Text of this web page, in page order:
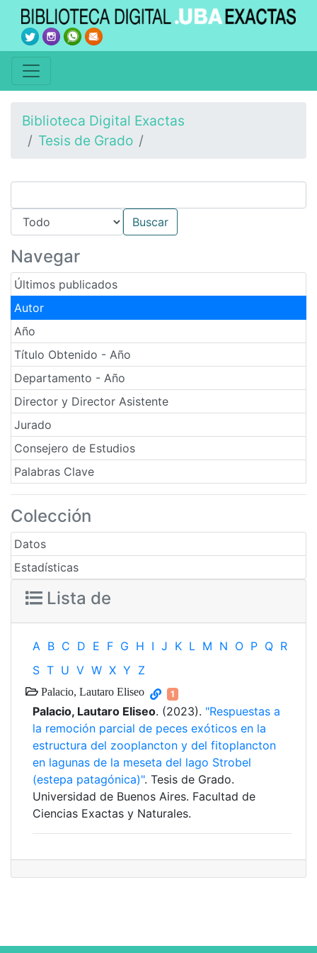
Biblioteca Digital Exactas
Tesis de Grado
Navegar
Últimos publicados
Autor
Año
Título Obtenido - Año
Departamento - Año
Director y Director Asistente
Jurado
Consejero de Estudios
Palabras Clave
Colección
Datos
Estadísticas
Lista de
A B C D E F G H I J K L M N O P Q R
S T U V W X Y Z
Palacio, Lautaro Eliseo 1
Palacio, Lautaro Eliseo. (2023). "Respuestas a
la remoción parcial de peces exóticos en la
estructura del zooplancton y del fitoplancton
en lagunas de la meseta del lago Strobel
(estepa patagónica)". Tesis de Grado.
Universidad de Buenos Aires. Facultad de
Ciencias Exactas y Naturales.